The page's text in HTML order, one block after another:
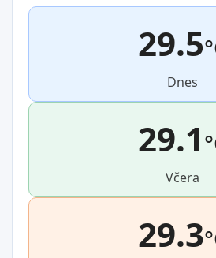
29.5
Dnes
29.1
Včera
29.3